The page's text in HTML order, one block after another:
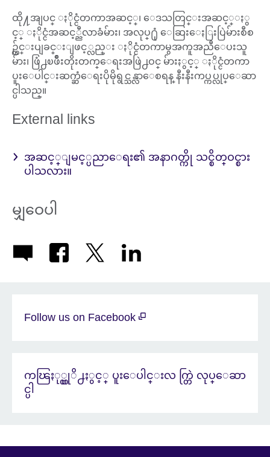
ထို႔အျပင္ ႏိုင္ငံတကာအဆင့္၊ ‌‌‌ေဒသတြင္းအဆင့္ႏွ
င့္ ႏိုင္ငံအဆင့္ညီလာခံမ်ား၊ အလုပ္႐ုံ ေဆြးေႏြးပြဲမ်ားစီစ
ဥ္က်င္းပျခင္းျဖင့္လည္း ႏိုင္ငံတကာမွအကူအညီေပးသူ
မ်ား၊ ဖြံ႕ၿဖိဳးတိုးတက္ေရးအဖြဲ႕ဝင္ မ်ားႏွင့္ ႏိုင္ငံတကာ
ပူးေပါင္းဆက္ဆံေရးပိုမိုရွင္သန္လာေစရန္ နီးနီးကပ္ကပ္လုပ္ေဆာ
င္ပါသည္။
External links
အဆင့္ျမင့္ပညာေရး၏ အနာဂတ္ကို သင္စိတ္ဝင္စား
ပါသလား။
မျှဝေပါ
Follow us on Facebook
ကၽြႏု္ပ္တုိ႕ႏွင့္ ပူးေပါင္းလ က္တြဲ လုပ္ေဆာ
င္ပါ